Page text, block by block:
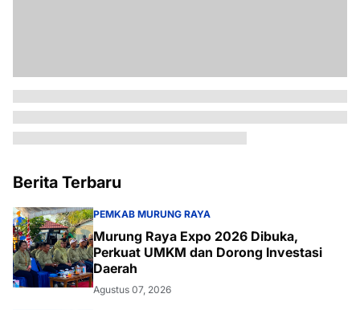
Berita Terbaru
PEMKAB MURUNG RAYA
Murung Raya Expo 2026 Dibuka,
Perkuat UMKM dan Dorong Investasi
Daerah
Agustus 07, 2026